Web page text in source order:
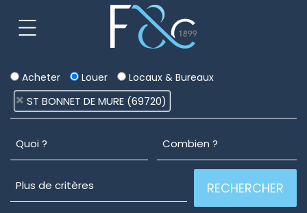
Acheter Louer Locaux & Bureaux
ST BONNET DE MURE (69720)